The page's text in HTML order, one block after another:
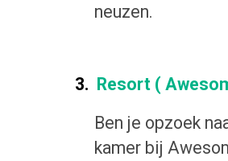
neuzen.
3. Resort (
Ben je opzoek
kamer bij